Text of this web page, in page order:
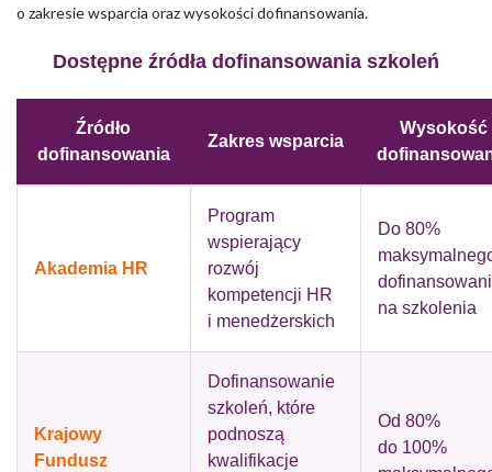
o zakresie wsparcia oraz wysokości dofinansowania.
Dostępne źródła dofinansowania szkoleń
Źródło
dofinansowania
Zakres wsparcia
Wysokość
Akademia HR
Program
wspierający
rozwój
kompetencji HR
i menedżerskich
Do 80%
na szkolenia
Krajowy
Fundusz
Dofinansowanie
szkoleń, które
podnoszą
kwalifikacje
Od 80%
do 100%